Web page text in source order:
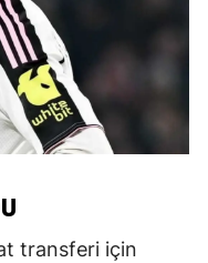
transferi için